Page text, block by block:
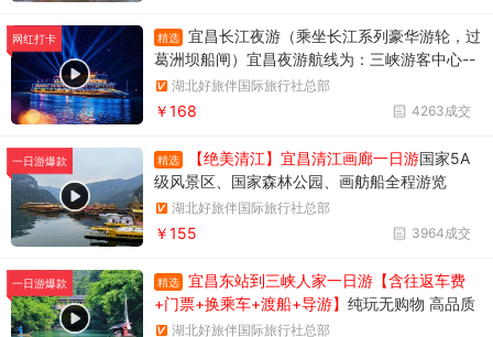
网红打卡 精选
宜昌长江夜游（乘坐长江系列豪华游轮，过
葛洲坝船闸）宜昌夜游航线为：三峡游客中心--
天然塔--过葛洲坝船闸--黄柏河下船，穿过葛洲
坝船闸，体验水涨船高的神奇变化。
湖北好旅伴国际旅行社总部
4263成交
￥168
一日游爆款 精选 【绝美清江】宜昌清江画廊一日游国家5A
级风景区、国家森林公园、画舫船全程游览
湖北好旅伴国际旅行社总部
3964成交
￥155
一日游爆款 精选
宜昌东站到三峡人家一日游【含往返车费
+门票+换乘车+渡船+导游】 纯玩无购物 高品质
享受当地跟团一日游
湖北好旅伴国际旅行社总部